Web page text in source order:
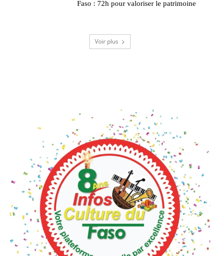
Faso : 72h pour valoriser le patrimoine
Voir plus